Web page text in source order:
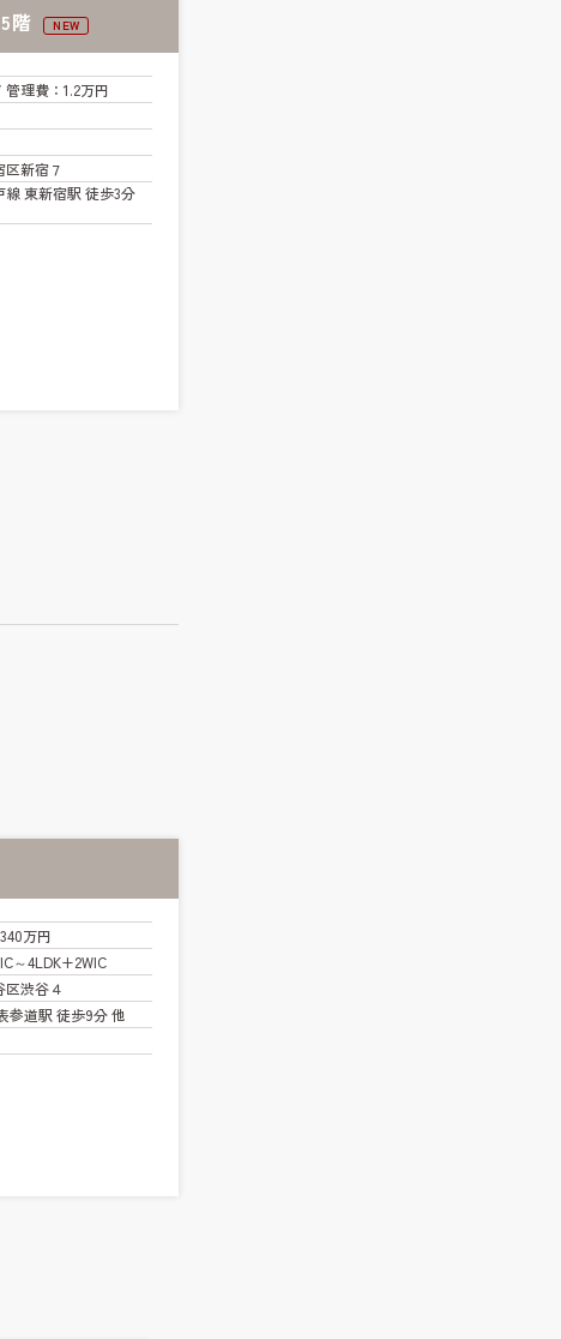
階 NEW
管理費：1.2万円
新宿７
線 東新宿駅 徒歩3分
万円
～4LDK+2WIC
区渋谷４
参道駅 徒歩9分 他